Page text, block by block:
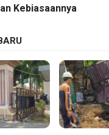
Kebiasaannya